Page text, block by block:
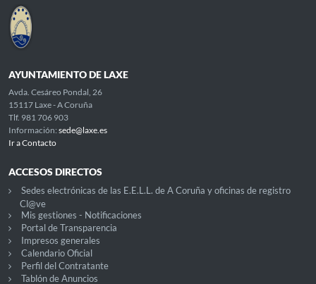
AYUNTAMIENTO DE LAXE
Avda. Cesáreo Pondal, 26
15117 Laxe - A Coruña
Tlf. 981 706 903
Información: sede@laxe.es
Ir a Contacto
ACCESOS DIRECTOS
Sedes electrónicas de las E.E.L.L. de A Coruña y oficinas de registro
Cl@ve
Mis gestiones - Notificaciones
Portal de Transparencia
Impresos generales
Calendario Oficial
Perfil del Contratante
Tablón de Anuncios